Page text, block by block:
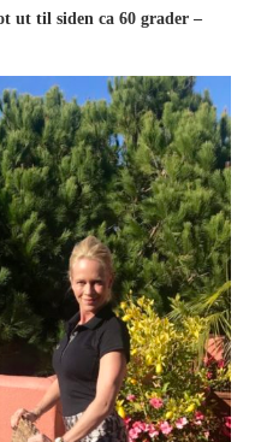
ut til siden ca 60 grader –